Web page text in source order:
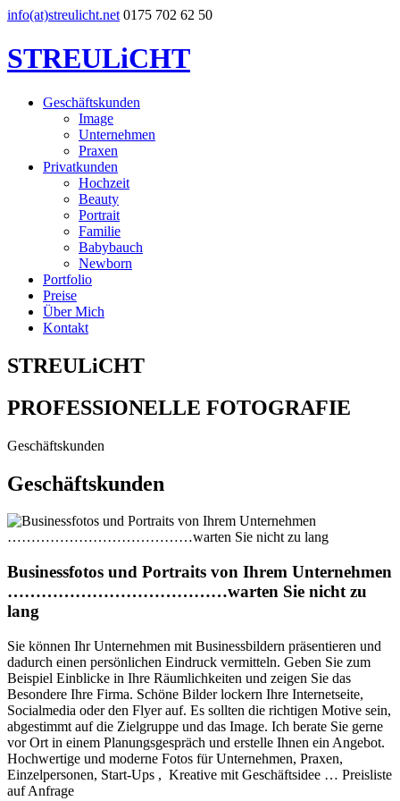
info(at)streulicht.net 0175 702 62 50
STREULiCHT
Geschäftskunden
Image
Unternehmen
Praxen
Privatkunden
Hochzeit
Beauty
Portrait
Familie
Babybauch
Newborn
Portfolio
Preise
Über Mich
Kontakt
STREULiCHT
PROFESSIONELLE FOTOGRAFIE
Geschäftskunden
Geschäftskunden
Businessfotos und Portraits von Ihrem Unternehmen
…………………………………warten Sie nicht zu
lang
Sie können Ihr Unternehmen mit Businessbildern präsentieren und
dadurch einen persönlichen Eindruck vermitteln. Geben Sie zum
Beispiel Einblicke in Ihre Räumlichkeiten und zeigen Sie das
Besondere Ihre Firma. Schöne Bilder lockern Ihre Internetseite,
Socialmedia oder den Flyer auf. Es sollten die richtigen Motive sein,
abgestimmt auf die Zielgruppe und das Image. Ich berate Sie gerne
vor Ort in einem Planungsgespräch und erstelle Ihnen ein Angebot.
Hochwertige und moderne Fotos für Unternehmen, Praxen,
Einzelpersonen, Start-Ups , Kreative mit Geschäftsidee … Preisliste
auf Anfrage